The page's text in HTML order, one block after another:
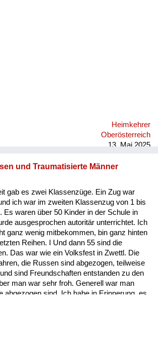
Heimkehrer
Oberösterreich
13. Mai 2025
und Traumatisierte Männer
gab es zwei Klassenzüge. Ein Zug war
ich war im zweiten Klassenzug von 1 bis
Es waren über 50 Kinder in der Schule in
ausgesprochen autoritär unterrichtet. Ich
ganz wenig mitbekommen, bin ganz hinten
Reihen. I Und dann 55 sind die
Das war wie ein Volksfest in Zwettl. Die
die Russen sind abgezogen, teilweise
sind Freundschaften entstanden zu den
man war sehr froh. Generell war man
abgezogen sind. Ich habe in Erinnerung, es